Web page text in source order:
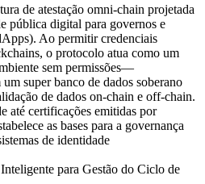
de atestação omni-chain projetada
pública digital para governos e
Ao permitir credenciais
o protocolo atua como um
sem permissões—
super banco de dados soberano
de dados on-chain e off-chain.
até certificações emitidas por
as bases para a governança
de identidade
para Gestão do Ciclo de